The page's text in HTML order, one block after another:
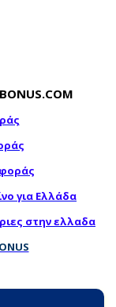
για Ελλάδα
στην ελλαδα